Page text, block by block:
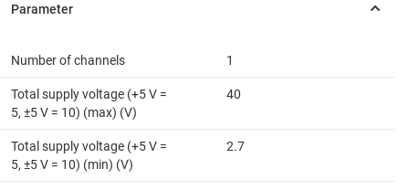
Number of channels 1
Total supply voltage (+5 V =
5, ±5 V = 10) (max) (V)
40
Total supply voltage (+5 V =
5, ±5 V = 10) (min) (V)
2.7